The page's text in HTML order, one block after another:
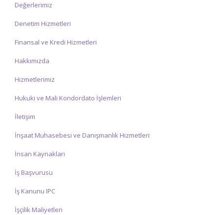
Değerlerimiz
Denetim Hizmetleri
Finansal ve Kredi Hizmetleri
Hakkımızda
Hizmetlerimiz
Hukuki ve Mali Kondordato İşlemleri
İletişim
İnşaat Muhasebesi ve Danışmanlık Hizmetleri
İnsan Kaynakları
İş Başvurusu
İş Kanunu IPC
İşçilik Maliyetleri